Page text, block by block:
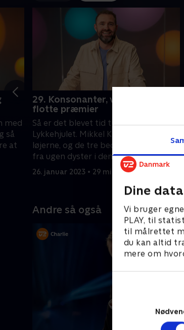
Dine
Vi bruger
PLAY, til
til målrettet
du kan altid
mere om
med
så
at
29. Konsonanter, vokaler og
flotte præmier
Så er det blevet tid til ugefinale i
Lykkehjulet. Mikkel Kryger styrer
løjerne, og de tre bedste deltagere
fra ugen dyster i den helt store finale
26. januar 2023 • 29 min
Andre så også